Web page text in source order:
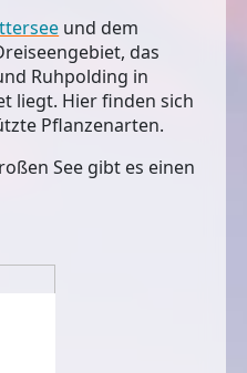
und dem
das
Ruhpolding in
liegt. Hier finden sich
Pflanzenarten.
See gibt es einen